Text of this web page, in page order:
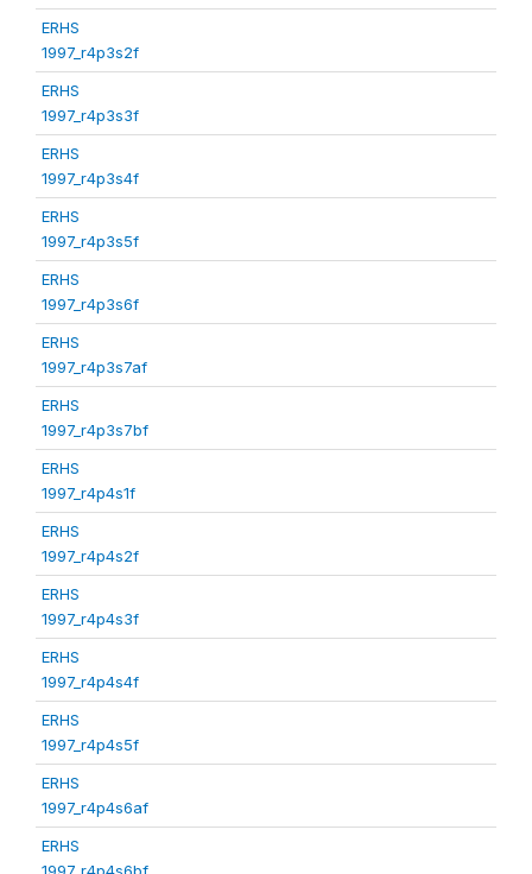
ERHS
1997_r4p3s2f
ERHS
1997_r4p3s3f
ERHS
1997_r4p3s4f
ERHS
1997_r4p3s5f
ERHS
1997_r4p3s6f
ERHS
1997_r4p3s7af
ERHS
1997_r4p3s7bf
ERHS
1997_r4p4s1f
ERHS
1997_r4p4s2f
ERHS
1997_r4p4s3f
ERHS
1997_r4p4s4f
ERHS
1997_r4p4s5f
ERHS
1997_r4p4s6af
ERHS
1997_r4p4s6bf